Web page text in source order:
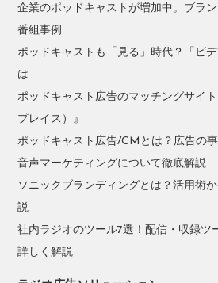
企業のポッドキャストが増加中。ブラ
番組事例
ポッドキャストも「見る」時代？「ビ
は
ポッドキャスト広告のマッチングサイ
プレイス）』
ポッドキャスト広告/CMとは？広告の
音声マーケティングについて徹底解説
ソニックブランディングとは？活用術
説
社内ラジオのツール7選！配信・収録ツ
詳しく解説